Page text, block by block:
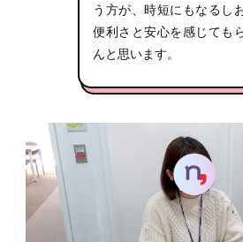
う方が、時短にもなるし
便利さと安心を感じても
んと思います。